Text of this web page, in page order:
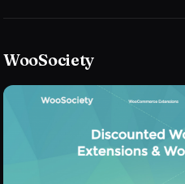
WooSociety